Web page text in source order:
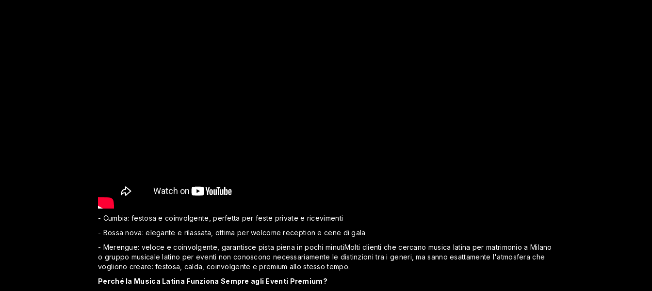
- Cumbia: festosa e coinvolgente, perfetta per feste private e ricevimenti
- Bossa nova: elegante e rilassata, ottima per welcome reception e cene di gala
- Merengue: veloce e coinvolgente, garantisce pista piena in pochi minutiMolti clienti che cercano musica latina per matrimonio a Milano
o gruppo musicale latino per eventi non conoscono necessariamente le distinzioni tra i generi, ma sanno esattamente l'atmosfera che
vogliono creare: festosa, calda, coinvolgente e premium allo stesso tempo.
Perché la Musica Latina Funziona Sempre agli Eventi Premium?